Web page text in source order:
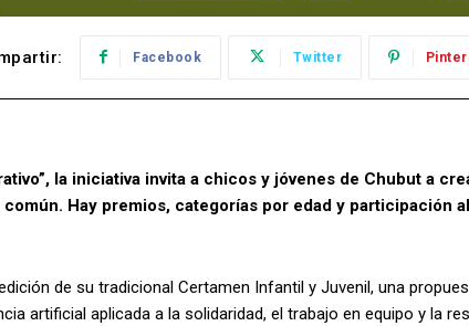
Facebook Twitter
la iniciativa invita a chicos y jóvenes de Chubut a
Hay premios, categorías por edad y participación
de su tradicional Certamen Infantil y Juvenil, una
artificial aplicada a la solidaridad, el trabajo en equipo y la